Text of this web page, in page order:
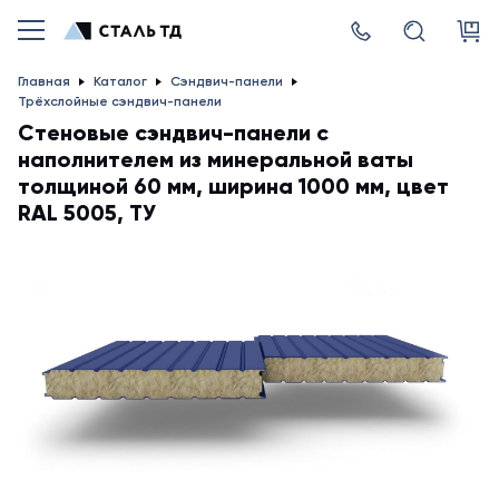
Главная Каталог
Сэндвич-панели
Трёхслойные сэндвич-панели
Стеновые сэндвич-панели с
наполнителем из минеральной ваты
толщиной 60 мм, ширина 1000 мм, цвет
RAL 5005, ТУ